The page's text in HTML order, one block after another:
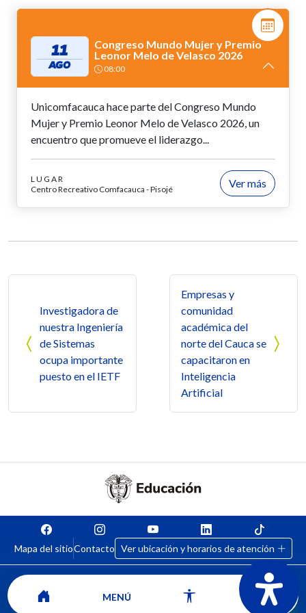
11
AGO
Congreso Mundo Mujer y Premio
Leonor Melo de Velasco 2026
08:00
Unicomfacauca hace parte del Congreso Mundo
Mujer y Premio Leonor Melo de Velasco 2026, un
encuentro que promueve el liderazgo...
LUGAR
Centro Recreativo Comfacauca - Pisojé
Ver más
Investigadora de
nuestra Ingeniería
de Sistemas
ocupa importante
puesto en el IETF
Empresas y
comunidad
académica del
norte del Cauca se
capacitaron en
Inteligencia
Artificial
Mapa del sitioContacto Ver ubicación y horarios de atención
MENÚ